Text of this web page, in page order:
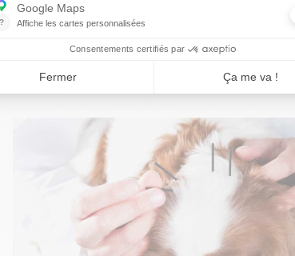
L’ingestion de poison à rat ou rodenticide
représente l’une des causes d’intoxication
les plus fréquentes...
LIRE